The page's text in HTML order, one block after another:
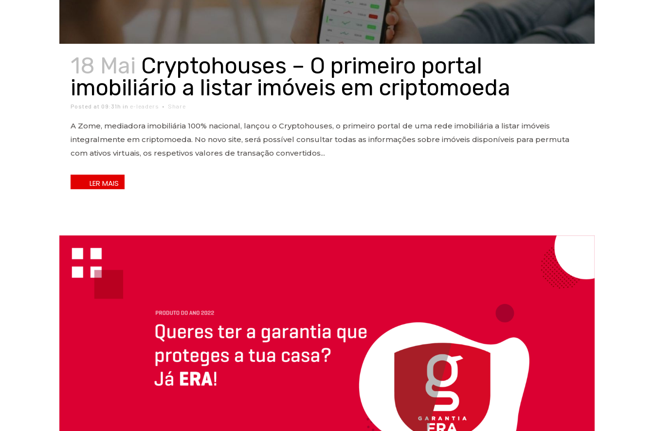
18 Mai Cryptohouses – O primeiro portal
imobiliário a listar imóveis em criptomoeda
Posted at 09:31h in e-leaders Share
A Zome, mediadora imobiliária 100% nacional, lançou o Cryptohouses, o primeiro portal de uma rede imobiliária a listar imóveis
integralmente em criptomoeda. No novo site, será possível consultar todas as informações sobre imóveis disponíveis para permuta
com ativos virtuais, os respetivos valores de transação convertidos...